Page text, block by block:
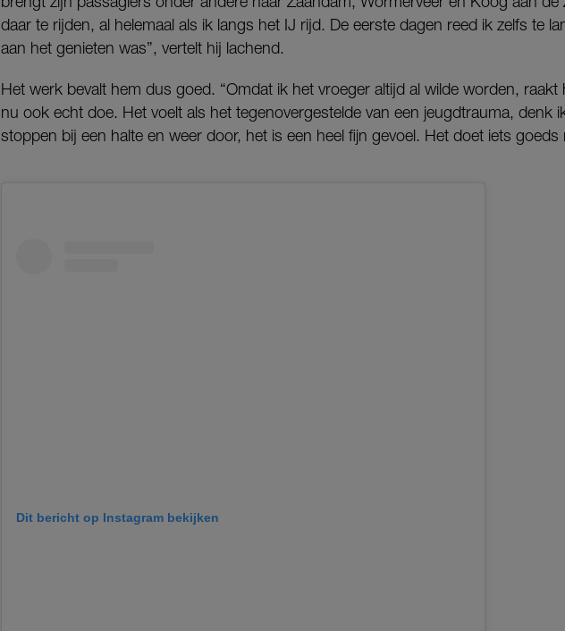
daar te rijden, al helemaal als ik langs het IJ rijd. De eerste dagen reed ik zelfs te
aan het genieten was”, vertelt hij lachend.
Het werk bevalt hem dus goed. “Omdat ik het vroeger altijd al wilde worden, raakt
nu ook echt doe. Het voelt als het tegenovergestelde van een jeugdtrauma, denk
stoppen bij een halte en weer door, het is een heel fijn gevoel. Het doet iets goeds
Dit bericht op Instagram bekijken